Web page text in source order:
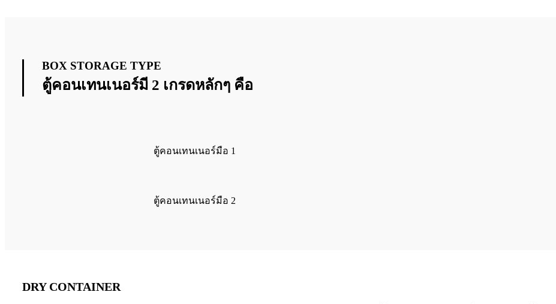
BOX STORAGE TYPE
ตู้คอนเทนเนอร์มี 2 เกรดหลักๆ คือ
ตู้คอนเทนเนอร์มือ 1
ตู้คอนเทนเนอร์มือ 2
DRY CONTAINER